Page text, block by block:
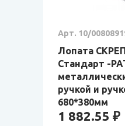
Арт. 10/
Лопата
Стандарт -
ручкой и
680*380мм
1 882.55 ₽